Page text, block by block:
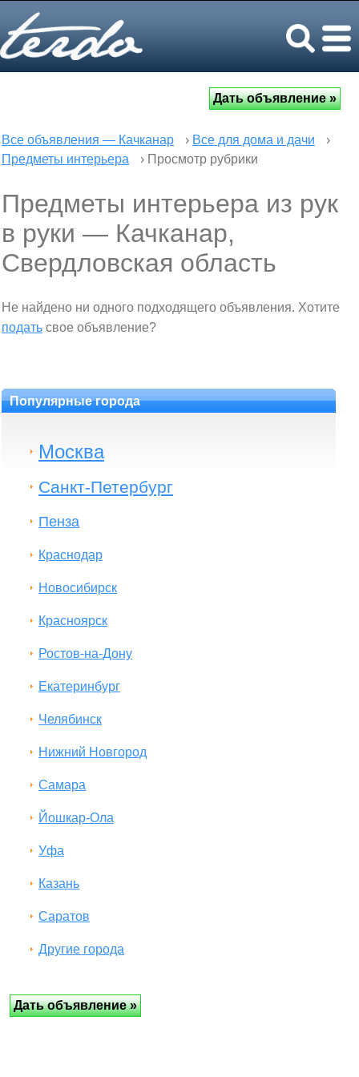
Все объявления — Качканар › Все для дома и дачи
›
Предметы интерьера
› Просмотр рубрики
Предметы интерьера из рук
в руки — Качканар,
Свердловская область
Не найдено ни одного подходящего объявления. Хотите
подать свое объявление?
Популярные города
Москва
Санкт-Петербург
Пенза
Краснодар
Новосибирск
Красноярск
Ростов-на-Дону
Екатеринбург
Челябинск
Нижний Новгород
Самара
Йошкар-Ола
Уфа
Казань
Саратов
Другие города